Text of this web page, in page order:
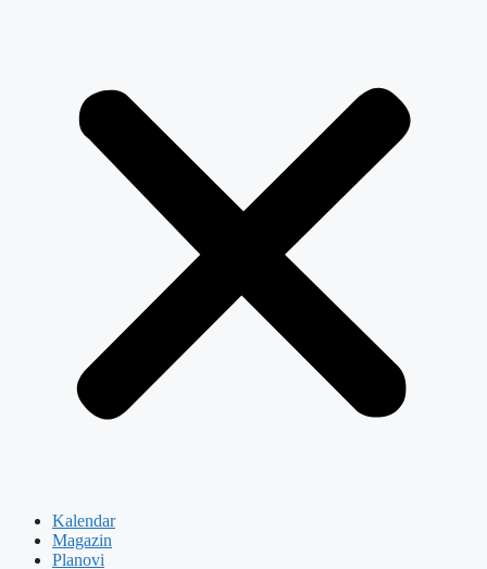
Kalendar
Magazin
Planovi